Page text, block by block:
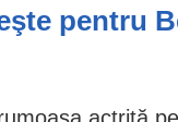
pentru